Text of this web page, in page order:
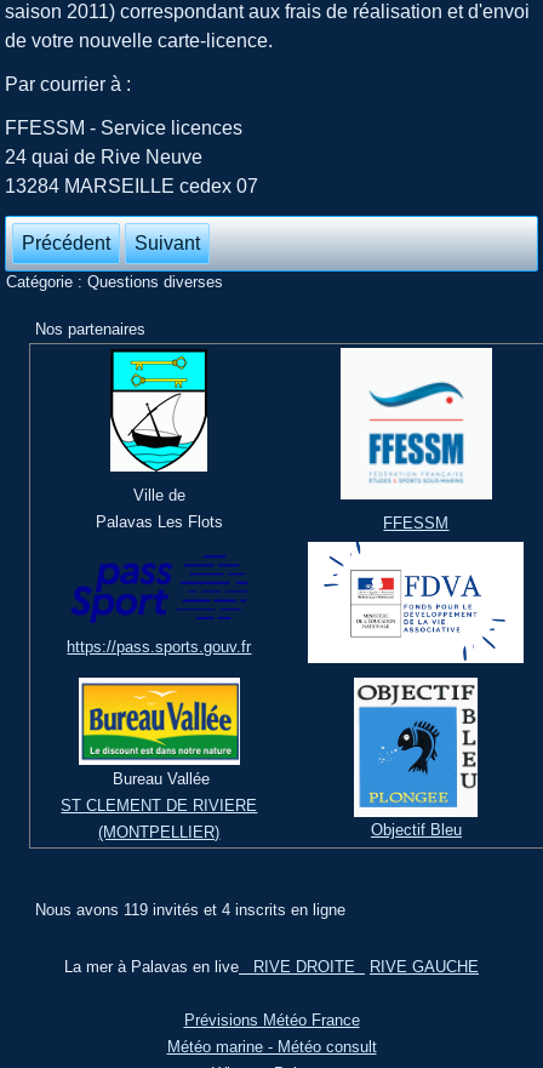
saison 2011) correspondant aux frais de réalisation et d'envoi
de votre nouvelle carte-licence.
Par courrier à :
FFESSM - Service licences
24 quai de Rive Neuve
13284 MARSEILLE cedex 07
Précédent Suivant
Catégorie :Questions diverses
Nos partenaires
Ville de
Palavas Les Flots
FFESSM
https://pass.sports.gouv.fr
Bureau Vallée
ST CLEMENT DE RIVIERE
(MONTPELLIER)
Objectif Bleu
Nous avons 119 invités et 4 inscrits en ligne
La mer à Palavas en live RIVE DROITE RIVE GAUCHE
Prévisions Météo France
Météo marine - Météo consult